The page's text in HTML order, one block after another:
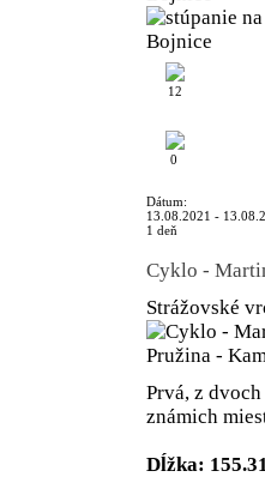
12
0
Dátum:
13.08.2021 -
1 deň
Cyklo -
Strážovské
Prvá, z
známich
Dĺžka: